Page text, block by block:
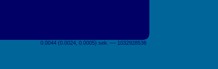
0.0044 (0.0024, 0.0005) sek. –– 1032928536